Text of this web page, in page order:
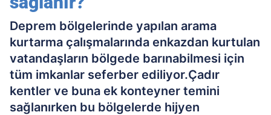
Deprem bölgelerinde yapılan arama
kurtarma çalışmalarında enkazdan kurtulan
vatandaşların bölgede barınabilmesi için
tüm imkanlar seferber ediliyor.Çadır
kentler ve buna ek konteyner temini
sağlanırken bu bölgelerde hijyen